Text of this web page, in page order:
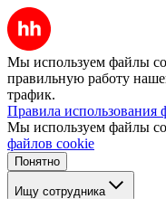
Мы используем файлы
правильную работу
трафик.
Правила использования
Мы используем файлы
файлов cookie
Понятно
Ищу сотрудника